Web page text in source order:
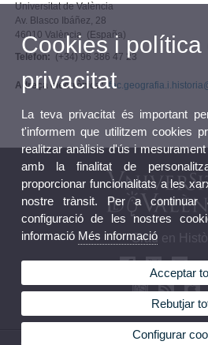
Universitat de València
Av. Blasco Ibáñez, 28
46010 València (España)
Telèfon: (+34) 96 386 47 23
Adreça electrònica:
Grau en
Cookies i política
privacitat
La teva privacitat és important
t'informem que utilitzem cookies
realitzar anàlisis d'ús i
amb la finalitat de
proporcionar funcionalitats a les
nostre trànsit. Per a continuar
configuració de les nostres
informació Més informació
Acceptar
Rebutjar
Configurar